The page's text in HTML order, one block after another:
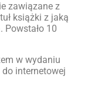
zawiązane z
książki z jaką
Powstało 10
w wydaniu
internetowej